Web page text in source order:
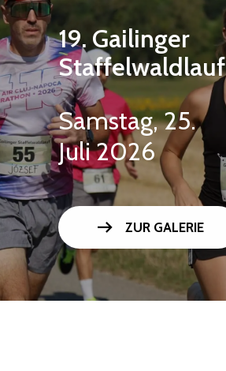
19. Gailinger
Staffelwaldlauf
Samstag, 25.
Juli 2026
arrow_right_alt ZUR GALERIE